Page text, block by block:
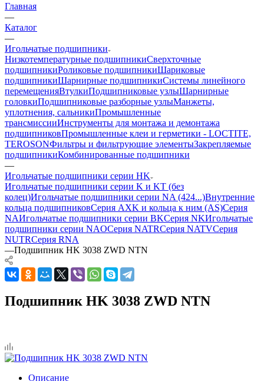
Главная
—
Каталог
—
Игольчатые подшипники
Низкотемпературные подшипникиСверхточные
подшипникиРоликовые подшипникиШариковые
подшипникиШарнирные подшипникиСистемы линейного
перемещенияВтулкиПодшипниковые узлыШарнирные
головкиПодшипниковые разборные узлыМанжеты,
уплотнения, сальникиПромышленные
трансмиссииИнструменты для монтажа и демонтажа
подшипниковПромышленные клеи и герметики - LOCTITE,
TEROSONФильтры и фильтрующие элементыЗакрепляемые
подшипникиКомбинированные подшипники
—
Игольчатые подшипники серии HK
Игольчатые подшипники серии K и KT (без
колец)Игольчатые подшипники серии NA (424...)Внутренние
кольца подшипниковСерия AXK и кольца к ним (AS)Серия
NAИгольчатые подшипники серии BKСерия NKИгольчатые
подшипники серии NAOСерия NATRСерия NATVСерия
NUTRСерия RNA
—Подшипник HK 3038 ZWD NTN
Подшипник HK 3038 ZWD NTN
Описание